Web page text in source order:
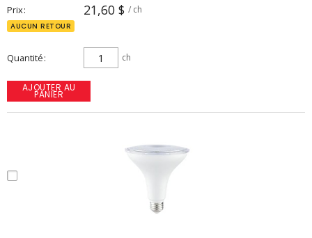
Prix 21,60 $ / ch
AUCUN RETOUR
Quantité ch
AJOUTER AU
PANIER